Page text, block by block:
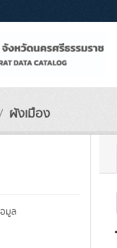
ผังเมือง
มูล